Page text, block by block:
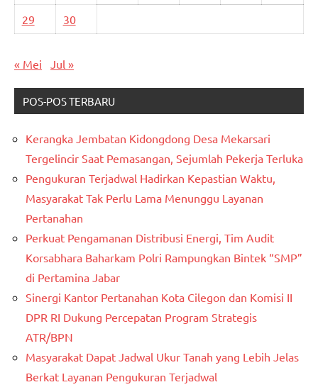
29 30
« Mei Jul »
POS-POS TERBARU
Kerangka Jembatan Kidongdong Desa Mekarsari
Tergelincir Saat Pemasangan, Sejumlah Pekerja Terluka
Pengukuran Terjadwal Hadirkan Kepastian Waktu,
Masyarakat Tak Perlu Lama Menunggu Layanan
Pertanahan
Perkuat Pengamanan Distribusi Energi, Tim Audit
Korsabhara Baharkam Polri Rampungkan Bintek “SMP”
di Pertamina Jabar
Sinergi Kantor Pertanahan Kota Cilegon dan Komisi II
DPR RI Dukung Percepatan Program Strategis
ATR/BPN
Masyarakat Dapat Jadwal Ukur Tanah yang Lebih Jelas
Berkat Layanan Pengukuran Terjadwal